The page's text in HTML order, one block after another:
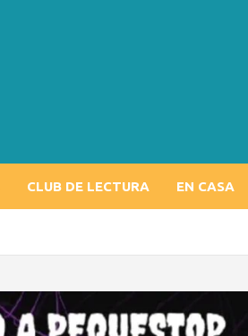
CLUB DE LECTURA EN CASA